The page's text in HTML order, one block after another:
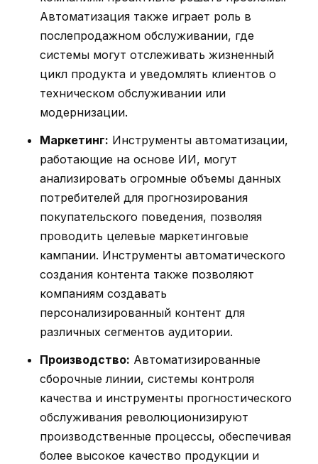
Автоматизация также играет роль в
послепродажном обслуживании, где
системы могут отслеживать жизненный
цикл продукта и уведомлять клиентов о
техническом обслуживании или
модернизации.
Маркетинг: Инструменты автоматизации,
работающие на основе ИИ, могут
анализировать огромные объемы данных
потребителей для прогнозирования
покупательского поведения, позволяя
проводить целевые маркетинговые
кампании. Инструменты автоматического
создания контента также позволяют
компаниям создавать
персонализированный контент для
различных сегментов аудитории.
Производство: Автоматизированные
сборочные линии, системы контроля
качества и инструменты прогностического
обслуживания революционизируют
производственные процессы, обеспечивая
более высокое качество продукции и